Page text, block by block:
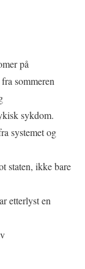
på
sommeren
sykdom.
systemet og
staten, ikke bare
etterlyst en